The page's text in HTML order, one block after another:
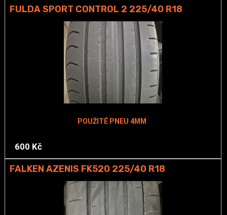
FULDA SPORT CONTROL 2 225/40 R18
POUŽITÉ PNEU 4MM
600 Kč
FALKEN AZENIS FK520 225/40 R18